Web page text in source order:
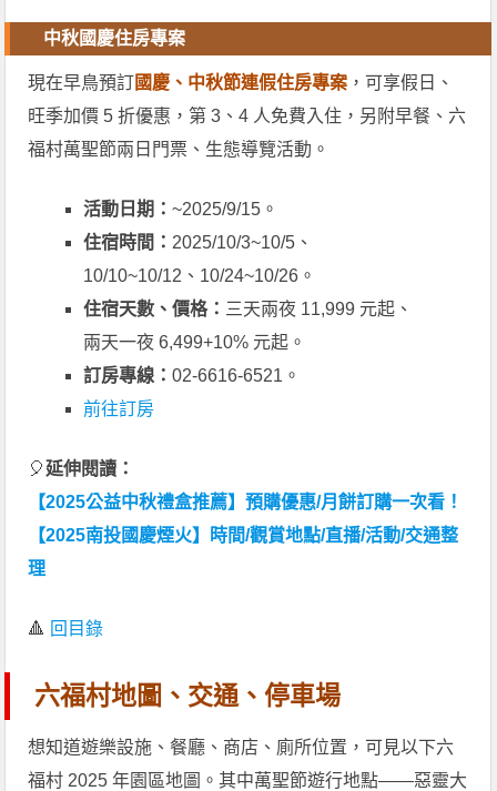
中秋國慶住房專案
現在早鳥預訂國慶、中秋節連假住房專案 ，可享假日、
旺季加價 5 折優惠，第 3、4 人免費入住，另附早餐、六
福村萬聖節兩日門票、生態導覽活動。
活動日期：~2025/9/15。
住宿時間： 2025/10/3~10/5、
10/10~10/12、10/24~10/26。
住宿天數、價格： 三天兩夜 11,999 元起、
兩天一夜 6,499+10% 元起。
訂房專線：02-6616-6521。
前往訂房
🎈 延伸閱讀：
【2025公益中秋禮盒推薦】預購優惠/月餅訂購一次看！
【2025南投國慶煙火】時間/觀賞地點/直播/活動/交通整
理
🔺 回目錄
六福村地圖、交通、停車場
想知道遊樂設施、餐廳、商店、廁所位置，可見以下六
福村 2025 年園區地圖。其中萬聖節遊行地點——惡靈大